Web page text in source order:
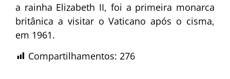
a rainha Elizabeth II, foi a primeira monarca
britânica a visitar o Vaticano após o cisma,
em 1961.
Compartilhamentos: 276